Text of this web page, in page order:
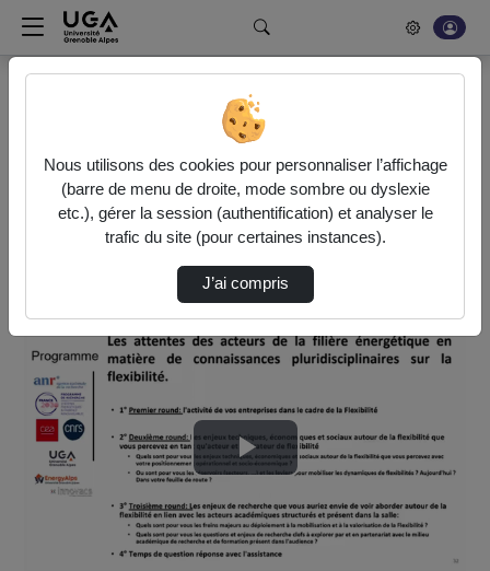
Rechercher un média sur POD
Bonjour, votre serveur vidéo a été mis à jour. Nous sommes
en train de finaliser son optimisation. L'encodage de vos
vidéos fonctionne (ne pas tenir compte du message d'erreur
actuel à la fin de votre encodage).
JSE 2025 - Journée 3 - Table ronde - Les at…
Lire
la
Nous utilisons des cookies pour personnaliser l’affichage
(barre de menu de droite, mode sombre ou dyslexie
etc.), gérer la session (authentification) et analyser le
trafic du site (pour certaines instances).
J’ai compris